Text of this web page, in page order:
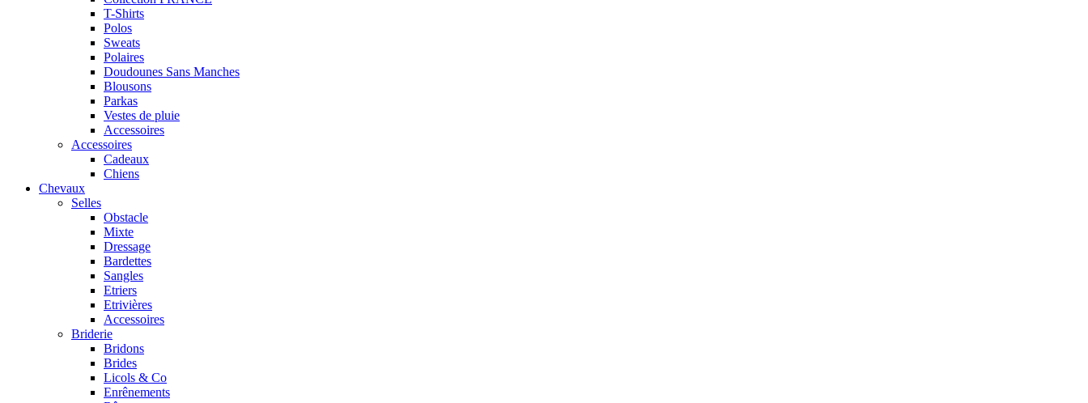
T-Shirts
Polos
Sweats
Polaires
Doudounes Sans Manches
Blousons
Parkas
Vestes de pluie
Accessoires
Accessoires
Cadeaux
Chiens
Chevaux
Selles
Obstacle
Mixte
Dressage
Bardettes
Sangles
Etriers
Etrivières
Accessoires
Briderie
Bridons
Brides
Licols & Co
Enrênements